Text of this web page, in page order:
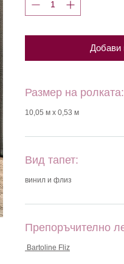
Добави
Размер на ролката:
10,05 м х 0,53 м
Вид тапет:
винил и флиз
Препоръчително
Bartoline Fliz